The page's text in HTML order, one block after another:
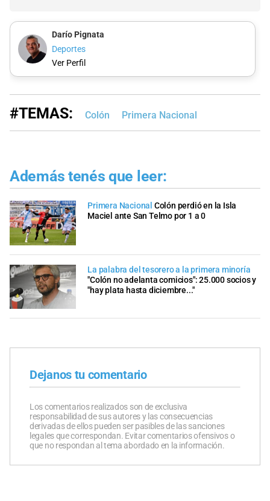
Darío Pignata
Deportes
Ver Perfil
#TEMAS: Colón Primera Nacional
Además tenés que leer:
Primera Nacional Colón perdió en la Isla
Maciel ante San Telmo por 1 a 0
La palabra del tesorero a la primera minoría
"Colón no adelanta comicios": 25.000 socios y
"hay plata hasta diciembre..."
Dejanos tu comentario
Los comentarios realizados son de exclusiva
responsabilidad de sus autores y las consecuencias
derivadas de ellos pueden ser pasibles de las sanciones
legales que correspondan. Evitar comentarios ofensivos o
que no respondan al tema abordado en la información.